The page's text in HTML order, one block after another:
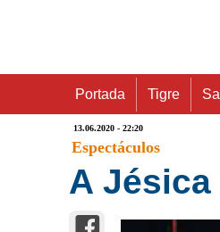
Portada Tigre
13.06.2020 - 22:20
Espectáculos
A